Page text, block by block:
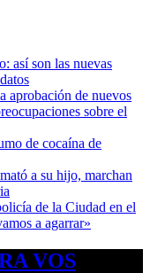
así son las nuevas
aprobación de nuevos
sobre el
de cocaína de
a su hijo, marchan
de la Ciudad en el
a agarrar»
VOS